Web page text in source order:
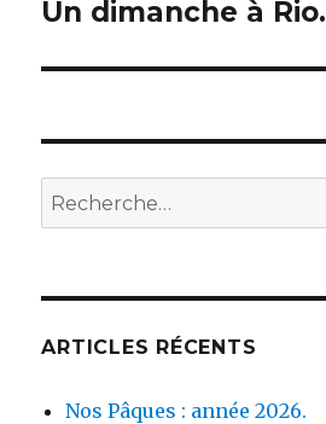
Publication
Un dimanche à Rio.
Recherche
pour :
ARTICLES RÉCENTS
Nos Pâques : année 2026.